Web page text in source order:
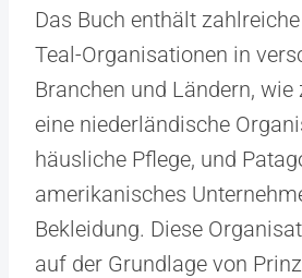
Das Buch enthält
Teal-Organisationen in
Branchen und Ländern, wie
eine niederländische
häusliche Pflege, und
amerikanisches
Bekleidung. Diese
auf der Grundlage von